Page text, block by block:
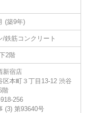
(築9年)
/鉄筋コンクリート
2階
新宿店
区本町３丁目13-12 渋谷
階
256
(3) 第93640号